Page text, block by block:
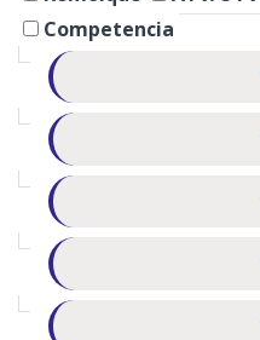
Competencia